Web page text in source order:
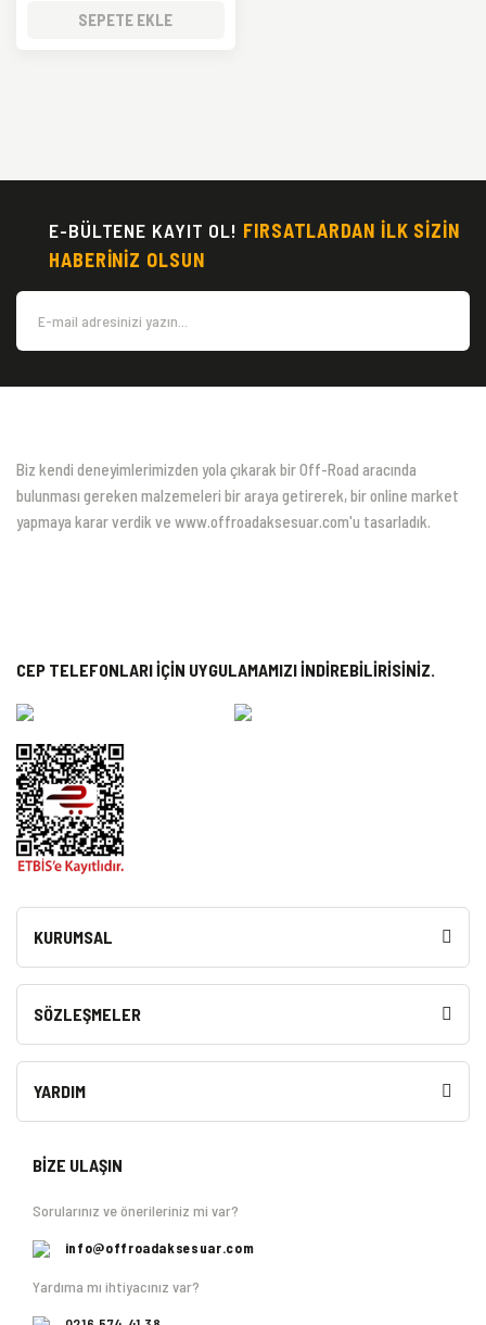
SEPETE EKLE
E-BÜLTENE KAYIT OL! FIRSATLARDAN İLK SİZİN
HABERİNİZ OLSUN
Biz kendi deneyimlerimizden yola çıkarak bir Off-Road aracında
bulunması gereken malzemeleri bir araya getirerek, bir online market
yapmaya karar verdik ve www.offroadaksesuar.com'u tasarladık.
CEP TELEFONLARI İÇİN UYGULAMAMIZI İNDİREBİLİRİSİNİZ.
KURUMSAL
SÖZLEŞMELER
YARDIM
BİZE ULAŞIN
Sorularınız ve önerileriniz mi var?
info@offroadaksesuar.com
Yardıma mı ihtiyacınız var?